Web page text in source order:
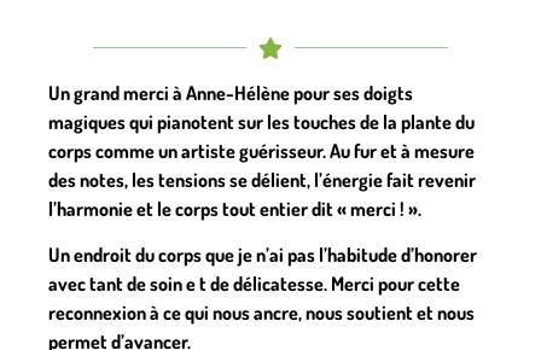
Un grand merci à Anne-Hélène pour ses doigts
magiques qui pianotent sur les touches de la plante du
corps comme un artiste guérisseur. Au fur et à mesure
des notes, les tensions se délient, l’énergie fait revenir
l’harmonie et le corps tout entier dit « merci ! ».
Un endroit du corps que je n’ai pas l’habitude d’honorer
avec tant de soin e t de délicatesse. Merci pour cette
reconnexion à ce qui nous ancre, nous soutient et nous
permet d’avancer.